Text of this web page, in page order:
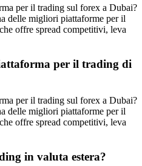
per il trading sul forex a Dubai?
delle migliori piattaforme per il
offre spread competitivi, leva
per il trading di
per il trading sul forex a Dubai?
delle migliori piattaforme per il
offre spread competitivi, leva
in valuta estera?